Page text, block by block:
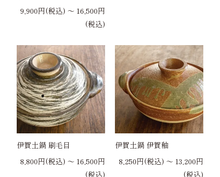
9,900円(税込) 〜 16,500円
(税込)
伊賀土鍋 刷毛目
8,800円(税込) 〜 16,500円
(税込)
伊賀土鍋 伊賀釉
8,250円(税込) 〜 13,200円
(税込)